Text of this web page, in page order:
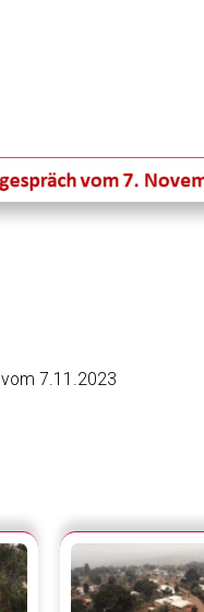
Ton
aus
vom 7.11.2023